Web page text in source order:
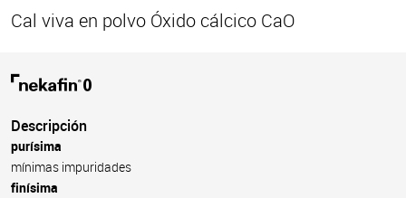
Cal viva en polvo Óxido cálcico CaO
Descripción
purísima
mínimas impuridades
finísima